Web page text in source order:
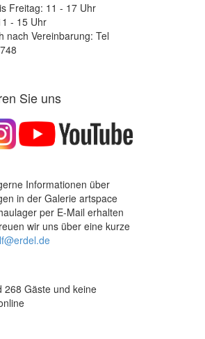
Freitag: 11 - 17 Uhr
- 15 Uhr
nach Vereinbarung: Tel
Sie uns
Informationen über
in der Galerie artspace
per E-Mail erhalten
wir uns über eine kurze
268 Gäste und keine